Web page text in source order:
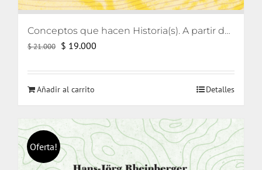
Conceptos que hacen Historia(s). A partir de Reinhart Koselleck
$21.000 El
original
era:
$ 19.000
actual
Añadir al carrito Detalles
Oferta!